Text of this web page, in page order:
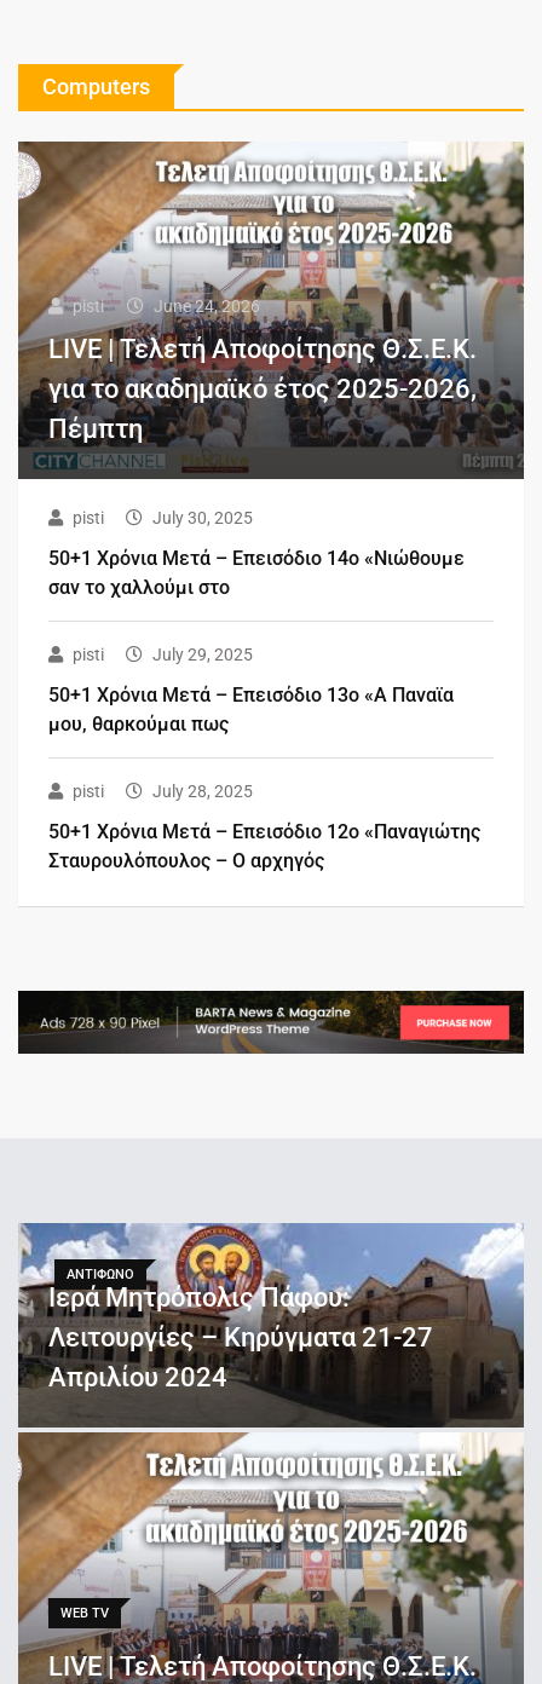
Computers
pisti June 24, 2026
LIVE | Τελετή Αποφοίτησης Θ.Σ.Ε.Κ.
για το ακαδημαϊκό έτος 2025-2026,
Πέμπτη
pisti July 30, 2025
50+1 Χρόνια Μετά – Επεισόδιο 14ο «Νιώθουμε
σαν το χαλλούμι στο
pisti July 29, 2025
50+1 Χρόνια Μετά – Επεισόδιο 13ο «Α Παναϊα
μου, θαρκούμαι πως
pisti July 28, 2025
50+1 Χρόνια Μετά – Επεισόδιο 12ο «Παναγιώτης
Σταυρουλόπουλος – Ο αρχηγός
Ιερά Μητρόπολις Πάφου:
Λειτουργίες – Κηρύγματα 21-27
Απριλίου 2024
ΑΝΤΙΦΩΝΟ
WEB TV
LIVE | Τελετή Αποφοίτησης Θ.Σ.Ε.Κ.